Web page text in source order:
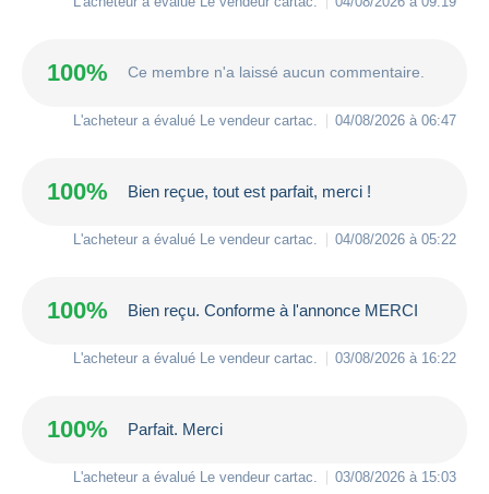
100% Ce membre n'a laissé aucun commentaire.
L'acheteur a évalué Le vendeur cartac 04/08/2026 à 06:47
100% Bien reçue, tout est parfait, merci !
L'acheteur a évalué Le vendeur cartac 04/08/2026 à 05:22
100% Bien reçu. Conforme à l'annonce MERCI
L'acheteur a évalué Le vendeur cartac 03/08/2026 à 16:22
100% Parfait. Merci
L'acheteur a évalué Le vendeur cartac 03/08/2026 à 15:03